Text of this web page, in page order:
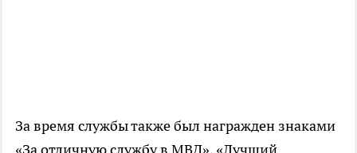
За время службы также был награжден знаками